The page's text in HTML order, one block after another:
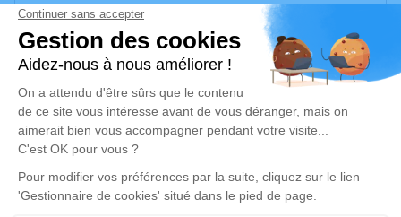
anecdote ou exprimer vos pensées à travers des poèmes
ou des textes. Cet endroit est un lieu d'expression dédié à
honorer la mémoire de Jeannine PETOTEGUY.
Je rends hommage
Cérémonie religieuse
jeudi 08 février 2024 à 15h00
Église Saint Martin de Lasse